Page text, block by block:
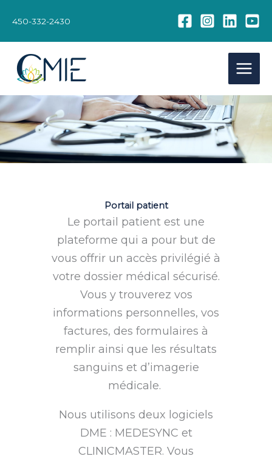
450-332-2430
Portail patient
Le portail patient est une
plateforme qui a pour but de
vous offrir un accès privilégié à
votre dossier médical sécurisé.
Vous y trouverez vos
informations personnelles, vos
factures, des formulaires à
remplir ainsi que les résultats
sanguins et d’imagerie
médicale.
Nous utilisons deux logiciels
DME : MEDESYNC et
CLINICMASTER. Vous